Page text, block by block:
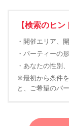
【検索のヒン
・開催エリア、
・パーティーの
・あなたの性別
※最初から条件
と、ご希望のパ